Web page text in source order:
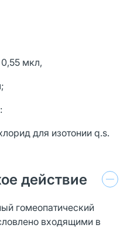
мкл,
для изотонии q.s.
действие
гомеопатический
входящими в